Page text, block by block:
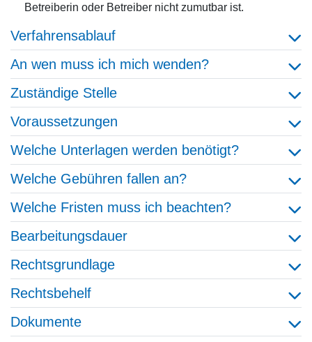
Betreiberin oder Betreiber nicht zumutbar ist.
Verfahrensablauf
An wen muss ich mich wenden?
Zuständige Stelle
Voraussetzungen
Welche Unterlagen werden benötigt?
Welche Gebühren fallen an?
Welche Fristen muss ich beachten?
Bearbeitungsdauer
Rechtsgrundlage
Rechtsbehelf
Dokumente